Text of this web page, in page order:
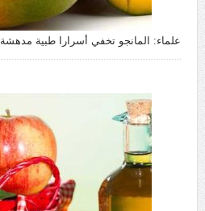
علماء: المانجو تخفي أسرارا طبية مدهشة